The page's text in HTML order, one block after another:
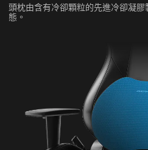
頭枕由含有冷卻顆粒的先進冷卻凝
態。